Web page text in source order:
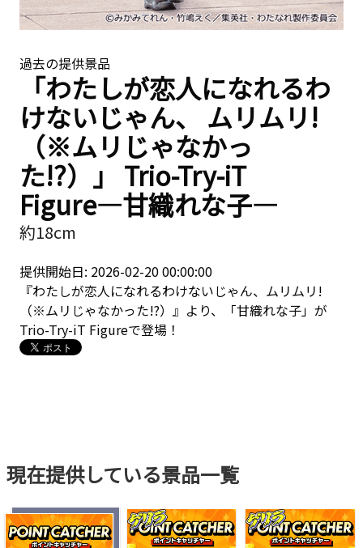
過去の提供景品
「わたしが恋人になれるわ
けないじゃん、 ムリムリ!
（※ムリじゃなかっ
た!?）」 Trio-Try-iT
Figure―甘織れな子―
約18cm
提供開始日: 2026-02-20 00:00:00
『わたしが恋人になれるわけないじゃん、ムリムリ!
（※ムリじゃなかった!?）』より、「甘織れな子」が
Trio-Try-iT Figureで登場！
現在提供している景品一覧